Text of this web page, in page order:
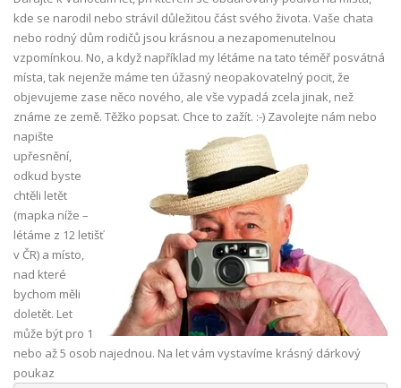
kde se narodil nebo strávil důležitou část svého života. Vaše chata
nebo rodný dům rodičů jsou krásnou a nezapomenutelnou
vzpomínkou. No, a když například my létáme na tato téměř posvátná
místa, tak nejenže máme ten úžasný neopakovatelný pocit, že
objevujeme zase něco nového, ale vše vypadá zcela jinak, než
známe ze země. Těžko popsat. Chce to zažít. :-) Zavolejte nám nebo
napište
upřesnění,
odkud byste
chtěli letět
(mapka níže –
létáme z 12 letišť
v ČR) a místo,
nad které
bychom měli
doletět. Let
může být pro 1
nebo až 5 osob najednou. Na let vám vystavíme krásný dárkový
poukaz